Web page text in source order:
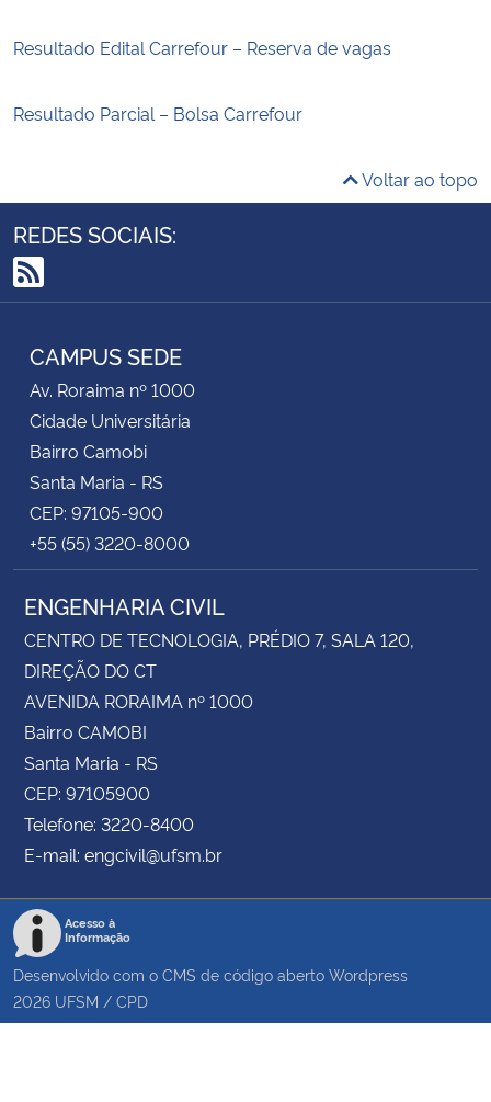
Resultado Edital Carrefour – Reserva de vagas
Resultado Parcial – Bolsa Carrefour
Voltar ao topo
REDES SOCIAIS:
RSS
CAMPUS SEDE
Av. Roraima nº 1000
Cidade Universitária
Bairro Camobi
Santa Maria - RS
CEP: 97105-900
+55 (55) 3220-8000
ENGENHARIA CIVIL
CENTRO DE TECNOLOGIA, PRÉDIO 7, SALA 120,
DIREÇÃO DO CT
AVENIDA RORAIMA nº 1000
Bairro CAMOBI
Santa Maria - RS
CEP: 97105900
Telefone: 3220-8400
E-mail: engcivil@ufsm.br
Acesso à
Informação
Desenvolvido com o CMS de código aberto Wordpress
2026 UFSM / CPD